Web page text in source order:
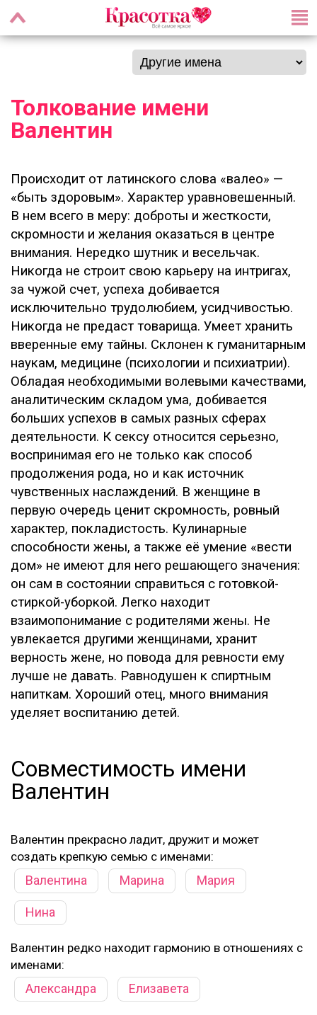
Толкование имени
Валентин
Происходит от латинского слова «валео» —
«быть здоровым». Характер уравновешенный.
В нем всего в меру: доброты и жесткости,
скромности и желания оказаться в центре
внимания. Нередко шутник и весельчак.
Никогда не строит свою карьеру на интригах,
за чужой счет, успеха добивается
исключительно трудолюбием, усидчивостью.
Никогда не предаст товарища. Умеет хранить
вверенные ему тайны. Склонен к гуманитарным
наукам, медицине (психологии и психиатрии).
Обладая необходимыми волевыми качествами,
аналитическим складом ума, добивается
больших успехов в самых разных сферах
деятельности. К сексу относится серьезно,
воспринимая его не только как способ
продолжения рода, но и как источник
чувственных наслаждений. В женщине в
первую очередь ценит скромность, ровный
характер, покладистость. Кулинарные
способности жены, а также её умение «вести
дом» не имеют для него решающего значения:
он сам в состоянии справиться с готовкой-
стиркой-уборкой. Легко находит
взаимопонимание с родителями жены. Не
увлекается другими женщинами, хранит
верность жене, но повода для ревности ему
лучше не давать. Равнодушен к спиртным
напиткам. Хороший отец, много внимания
уделяет воспитанию детей.
Совместимость имени
Валентин
Валентин прекрасно ладит, дружит и может
создать крепкую семью с именами:
Валентина Марина Мария
Нина
Валентин редко находит гармонию в отношениях с
именами:
Александра Елизавета